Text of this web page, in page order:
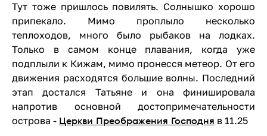
Тут тоже пришлось повилять. Солнышко хорошо
припекало. Мимо проплыло несколько
теплоходов, много было рыбаков на лодках.
Только в самом конце плавания, когда уже
подплыли к Кижам, мимо пронесся метеор. От его
движения расходятся большие волны. Последний
этап достался Татьяне и она финишировала
напротив основной достопримечательности
острова - Церкви Преображения Господня в 11.25